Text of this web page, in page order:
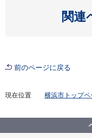
関連
前のページに戻る
現在位置
横浜市トップペ
横浜市ウェブ